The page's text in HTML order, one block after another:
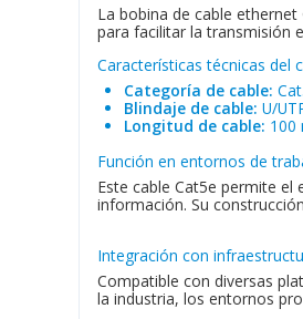
La bobina de cable
para facilitar la transmisión
Características técnicas del
Categoría de cable:
Blindaje de cable: U/
Longitud de cable: 100
Función en entornos de
Este cable Cat5e permite
información. Su
Integración con
Compatible con diversas
la industria, los entornos